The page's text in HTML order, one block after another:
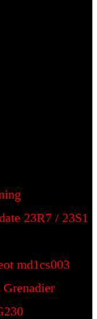
23R7 / 23S1
md1cs003